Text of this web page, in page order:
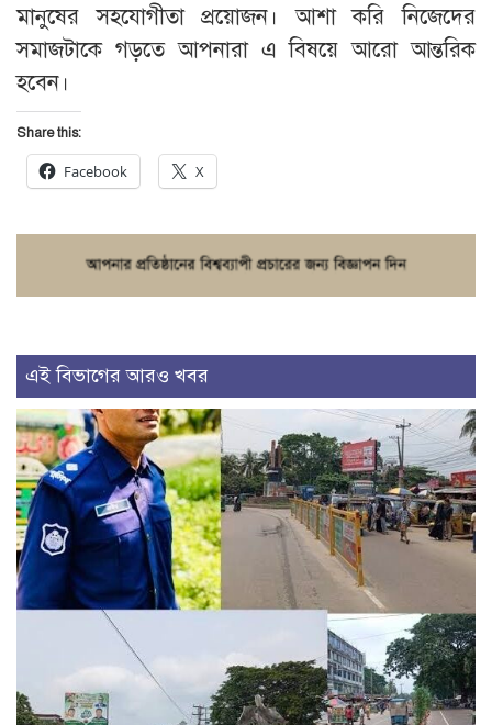
মানুষের সহযোগীতা প্রয়োজন। আশা করি নিজেদের
সমাজটাকে গড়তে আপনারা এ বিষয়ে আরো আন্তরিক
হবেন।
Share this:
Facebook X
এই বিভাগের আরও খবর